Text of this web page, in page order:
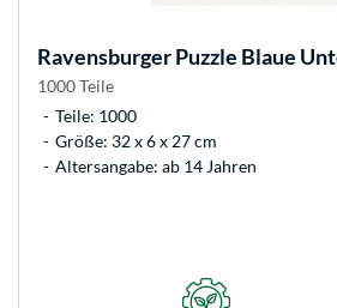
RavensburgerPuzzle Blaue
1000 Teile
Teile: 1000
Größe: 32 x 6 x 27 cm
Altersangabe: ab 14 Jahren